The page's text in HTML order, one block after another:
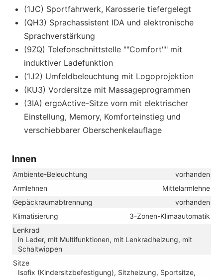
(1JC) Sportfahrwerk, Karosserie tiefergelegt
(QH3) Sprachassistent IDA und elektronische
Sprachverstärkung
(9ZQ) Telefonschnittstelle ""Comfort"" mit
induktiver Ladefunktion
(1J2) Umfeldbeleuchtung mit Logoprojektion
(KU3) Vordersitze mit Massageprogrammen
(3IA) ergoActive-Sitze vorn mit elektrischer
Einstellung, Memory, Komforteinstieg und
verschiebbarer Oberschenkelauflage
Innen
Ambiente-Beleuchtung
vorhanden
Armlehnen
Mittelarmlehne
Gepäckraumabtrennung
vorhanden
Klimatisierung
3-Zonen-Klimaautomatik
Lenkrad
in Leder, mit Multifunktionen, mit Lenkradheizung, mit
Schaltwippen
Sitze
Isofix (Kindersitzbefestigung), Sitzheizung, Sportsitze,